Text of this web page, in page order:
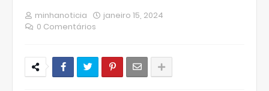
minhanoticia
janeiro 15, 2024
0 Comentários